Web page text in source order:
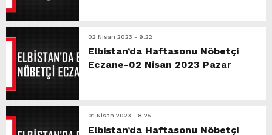
02 Nisan 2023 - 9:22
Elbistan’da Haftasonu Nöbetçi
Eczane-02 Nisan 2023 Pazar
01 Nisan 2023 - 8:25
Elbistan’da Haftasonu Nöbetçi